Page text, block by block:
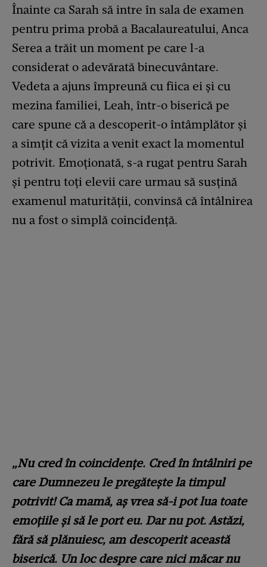
Înainte ca Sarah să intre în sala de examen
pentru prima probă a Bacalaureatului, Anca
Serea a trăit un moment pe care l-a
considerat o adevărată binecuvântare.
Vedeta a ajuns împreună cu fiica ei și cu
mezina familiei, Leah, într-o biserică pe
care spune că a descoperit-o întâmplător și
a simțit că vizita a venit exact la momentul
potrivit. Emoționată, s-a rugat pentru Sarah
și pentru toți elevii care urmau să susțină
examenul maturității, convinsă că întâlnirea
nu a fost o simplă coincidență.
„Nu cred în coincidențe. Cred în întâlniri pe
care Dumnezeu le pregătește la timpul
potrivit! Ca mamă, aș vrea să-i pot lua toate
emoțiile și să le port eu. Dar nu pot. Astăzi,
fără să plănuiesc, am descoperit această
biserică. Un loc despre care nici măcar nu